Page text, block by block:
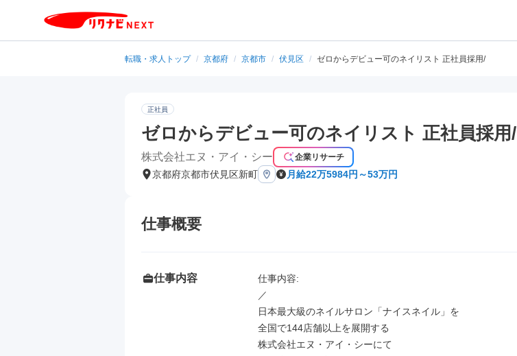
転職・求人トップ / 京都府 / 京都市 / 伏見区 / ゼロからデビュー可のネイリスト 正社員採用/
正社員
ゼロからデビュー可のネイリスト 正社員採用/
株式会社エヌ・アイ・シー 企業リサーチ
京都府京都市伏見区新町 月給22万5984円～53万円
仕事概要
仕事内容
仕事内容:
／
日本最大級のネイルサロン「ナイスネイル」を
全国で144店舗以上を展開する
株式会社エヌ・アイ・シーにて